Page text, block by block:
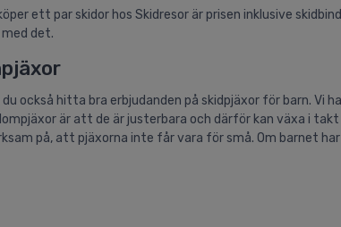
ett par skidor hos Skidresor är prisen inklusive
med det.
du också hitta bra erbjudanden på skidpjäxor för barn. Vi
är att de är justerbara och därför kan växa i
på, att pjäxorna inte får vara för små. Om barnet